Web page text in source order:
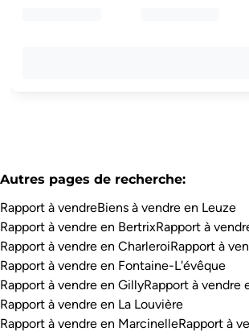
Autres pages de recherche:
Rapport à vendreBiens à vendre en Leuze
Rapport à vendre en BertrixRapport à
Rapport à vendre en CharleroiRapport à
Rapport à vendre en Fontaine-L'évêque
Rapport à vendre en GillyRapport à vendre
Rapport à vendre en La Louvière
Rapport à vendre en MarcinelleRapport à